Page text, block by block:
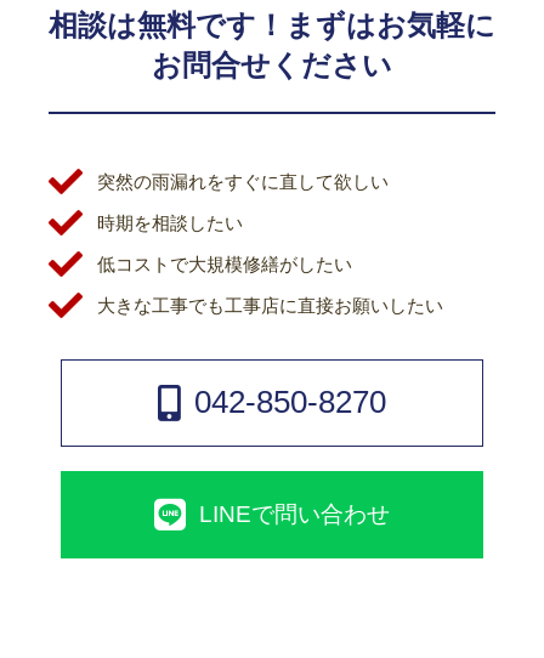
相談は無料です！まずはお気軽に
お問合せください
突然の雨漏れをすぐに直して欲しい
時期を相談したい
低コストで大規模修繕がしたい
大きな工事でも工事店に直接お願いしたい
042-850-8270
LINEで問い合わせ